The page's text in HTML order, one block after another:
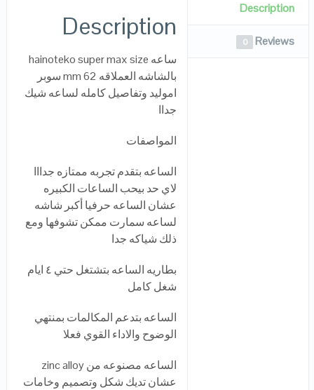
Description
Reviews
0
Description
ساعه hainoteko super max size
بالشاشه العملاقه 62 mm سوبر
اموليد وتفاصيل كامله لساعه شيك
جداا
المواصفات
الساعه بتقدم تجربه ممتازه جدااا
لاي حد بيحب الساعات الكبيره
عشان الساعه حرفيا أكبر شاشه
لساعه سمارت ممكن تشوفها ومع
ذلك شياكه جدا
بطاريه الساعه بتشتغل حتي ٤ ايام
شغل كامل
الساعه بتدعم المكالمات بمنتهي
الوضوح والاداء القوي فعلا
الساعه مصنوعه من zinc alloy
عشان تديك شكل وتصميم وخامات